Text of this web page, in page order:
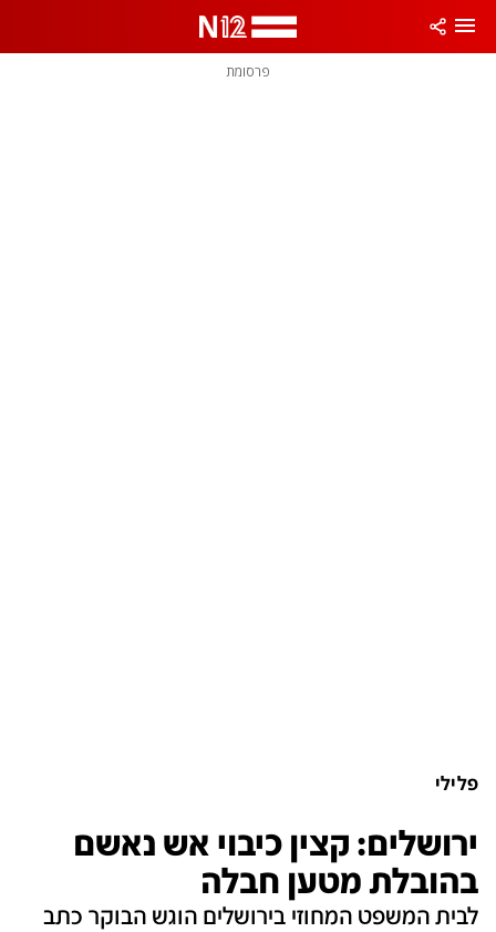
פרסומת
פלילי
ירושלים: קצין כיבוי אש נאשם
בהובלת מטען חבלה
לבית המשפט המחוזי בירושלים הוגש הבוקר כתב